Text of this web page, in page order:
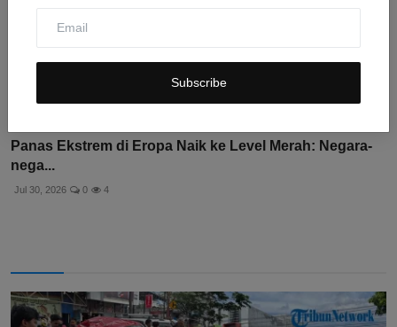
Subscribe
Panas Ekstrem di Eropa Naik ke Level Merah: Negara-
nega...
Jul 30, 2026 0 4